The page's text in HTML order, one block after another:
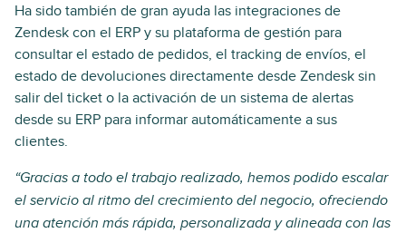
Ha sido también de gran ayuda las integraciones de
Zendesk con el ERP y su plataforma de gestión para
consultar el estado de pedidos, el tracking de envíos, el
estado de devoluciones directamente desde Zendesk sin
salir del ticket o la activación de un sistema de alertas
desde su ERP para informar automáticamente a sus
clientes.
“Gracias a todo el trabajo realizado, hemos podido escalar
el servicio al ritmo del crecimiento del negocio, ofreciendo
una atención más rápida, personalizada y alineada con las